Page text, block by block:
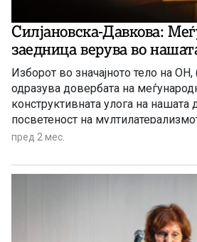
Силјановска-Давкова:
заедница верува во
Изборот во значајното тело на ОН,
одразува довербата на
конструктивната улога на нашата
посветеност на
способност суштински да
предизвици
пред 2 мес.